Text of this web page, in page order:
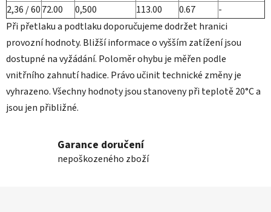
2,36 / 6072.00 0,500 113.00 0.67
-
Při přetlaku a podtlaku doporučujeme dodržet hranici
provozní hodnoty. Bližší informace o vyšším zatížení jsou
dostupné na vyžádání. Poloměr ohybu je měřen podle
vnitřního zahnutí hadice. Právo učinit technické změny je
vyhrazeno. Všechny hodnoty jsou stanoveny při teplotě 20°C a
jsou jen přibližné.
Garance doručení
nepoškozeného zboží